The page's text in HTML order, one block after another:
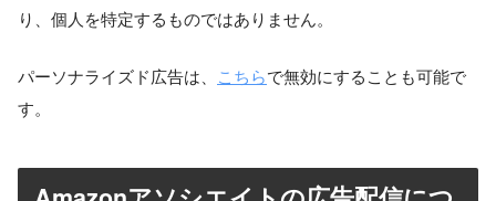
り、個人を特定するものではありません。
パーソナライズド広告は、 こちらで無効にすることも可能で
す。